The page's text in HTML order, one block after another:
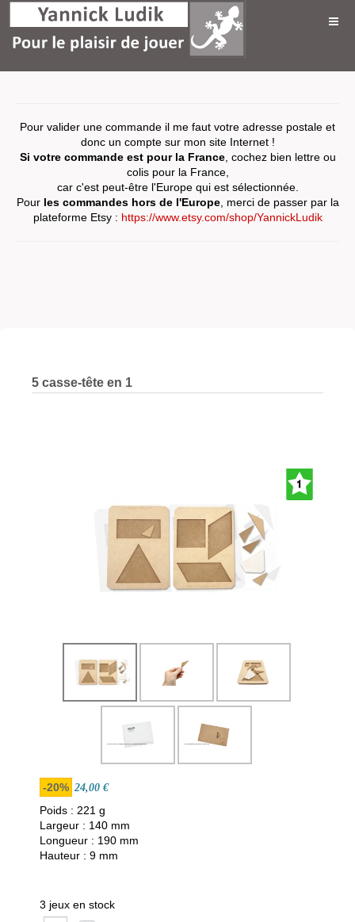
Pour valider une commande il me faut votre adresse postale et
donc un compte sur mon site Internet !
Si votre commande est pour la France, cochez bien lettre ou
colis pour la France,
car c'est peut-être l'Europe qui est sélectionnée.
Pour les commandes hors de l'Europe, merci de passer par la
plateforme Etsy : https://www.etsy.com/shop/YannickLudik
5 casse-tête en 1
-20% 24,00 €
Poids : 221 g
Largeur : 140 mm
Longueur : 190 mm
Hauteur : 9 mm
3 jeux en stock